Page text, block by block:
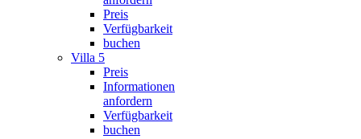
Preis
Verfügbarkeit
buchen
Villa 5
Preis
Informationen
anfordern
Verfügbarkeit
buchen